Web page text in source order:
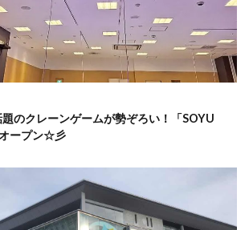
題のクレーンゲームが勢ぞろい！「SOYU
ープン☆彡